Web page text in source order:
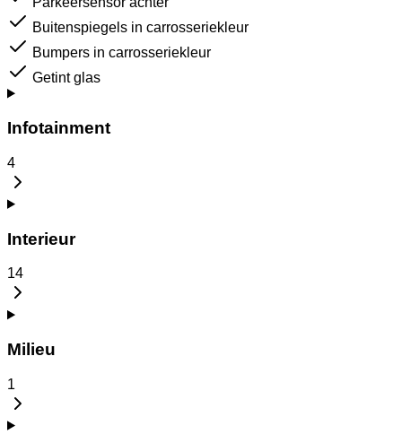
Buitenspiegels in carrosseriekleur
Bumpers in carrosseriekleur
Getint glas
Infotainment
4
Interieur
14
Milieu
1